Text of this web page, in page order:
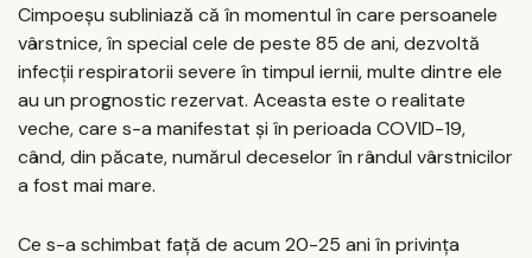
Cimpoeșu subliniază că în momentul în care persoanele
vârstnice, în special cele de peste 85 de ani, dezvoltă
infecții respiratorii severe în timpul iernii, multe dintre ele
au un prognostic rezervat. Aceasta este o realitate
veche, care s-a manifestat și în perioada COVID-19,
când, din păcate, numărul deceselor în rândul vârstnicilor
a fost mai mare.
Ce s-a schimbat față de acum 20-25 ani în privința